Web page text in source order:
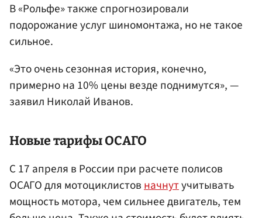
В «Рольфе» также спрогнозировали
подорожание услуг шиномонтажа, но не такое
сильное.
«Это очень сезонная история, конечно,
примерно на 10% цены везде поднимутся», —
заявил Николай Иванов.
Новые тарифы ОСАГО
С 17 апреля в России при расчете полисов
ОСАГО для мотоциклистовначнутучитывать
мощность мотора, чем сильнее двигатель, тем